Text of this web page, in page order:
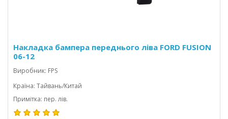
Накладка бампера переднього ліва FORD FUSION
06-12
Виробник: FPS
Країна: Тайвань/Китай
Примітка: пер. лів.